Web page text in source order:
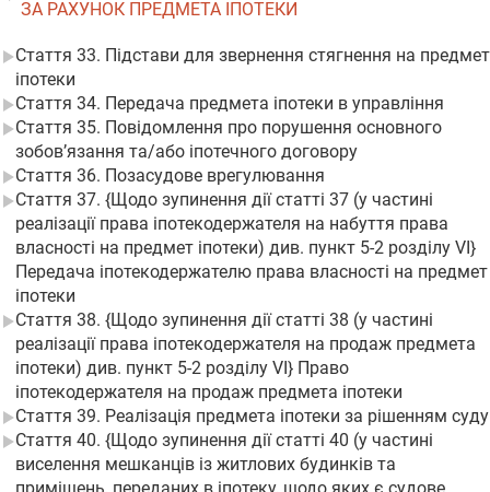
ЗА РАХУНОК ПРЕДМЕТА ІПОТЕКИ
Стаття 33. Підстави для звернення стягнення на предмет
іпотеки
Стаття 34. Передача предмета іпотеки в управління
Стаття 35. Повідомлення про порушення основного
зобов’язання та/або іпотечного договору
Стаття 36. Позасудове врегулювання
Стаття 37. {Щодо зупинення дії статті 37 (у частині
реалізації права іпотекодержателя на набуття права
власності на предмет іпотеки) див. пункт 5-2 розділу VI}
Передача іпотекодержателю права власності на предмет
іпотеки
Стаття 38. {Щодо зупинення дії статті 38 (у частині
реалізації права іпотекодержателя на продаж предмета
іпотеки) див. пункт 5-2 розділу VI} Право
іпотекодержателя на продаж предмета іпотеки
Стаття 39. Реалізація предмета іпотеки за рішенням суду
Стаття 40. {Щодо зупинення дії статті 40 (у частині
виселення мешканців із житлових будинків та